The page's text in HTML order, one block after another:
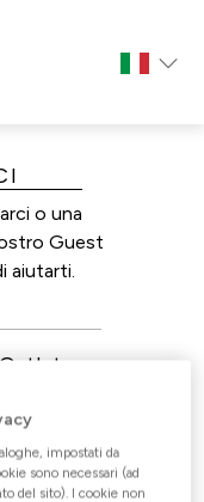
o una
Guest
aiutarti.
impostati da
sono necessari (ad
del sito). I cookie non